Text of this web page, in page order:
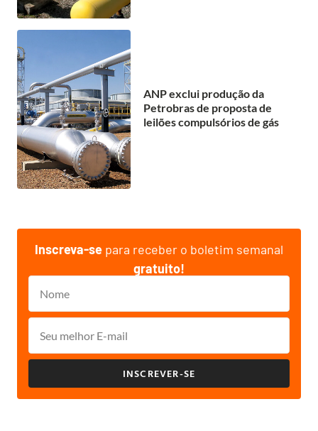
ANP exclui produção da
Petrobras de proposta de
leilões compulsórios de gás
Inscreva-se para receber o boletim semanal
gratuito!
INSCREVER-SE